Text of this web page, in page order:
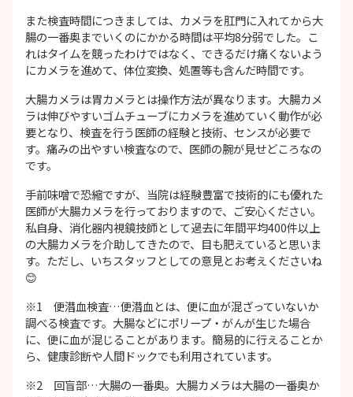
また検査時間につきましては、カメラを肛門に入れてから大
腸の一番奥までいくのにかかる時間は平均8分弱でした。こ
れはタイムを競ったわけではなく、できるだけ痛くないよう
にカメラを進めて、体位変換、処置等も含んだ時間です。
大腸カメラは胃カメラとは操作方法が異なります。大腸カメ
ラは伸びやすいゴムチューブにカメラを進めていく動作が必
要となり、検査を行う医師の経験と技術、センスが必要で
す。痛みの出やすい検査なので、医師の腕が見せどころなの
です。
手前味噌で恐縮ですが、当院は経験豊富で技術的にも優れた
医師が大腸カメラを行っておりますので、ご安心ください。
私自身、消化器内視鏡技師として過去に年間平均400件以上
の大腸カメラを介助してきたので、目も肥えていると思いま
す。ただし、いちスタッフとしての意見とお考えくださいね
😊
※1 便潜血検査…便潜血とは、便に血が混ざっていないか
調べる検査です。大腸などにポリープ・がんが生じた場合
に、便に血が混じることがあります。簡易的に行えることか
ら、健康診断や人間ドックでも利用されています。
※2 回盲部…大腸の一番奥。大腸カメラは大腸の一番奥か